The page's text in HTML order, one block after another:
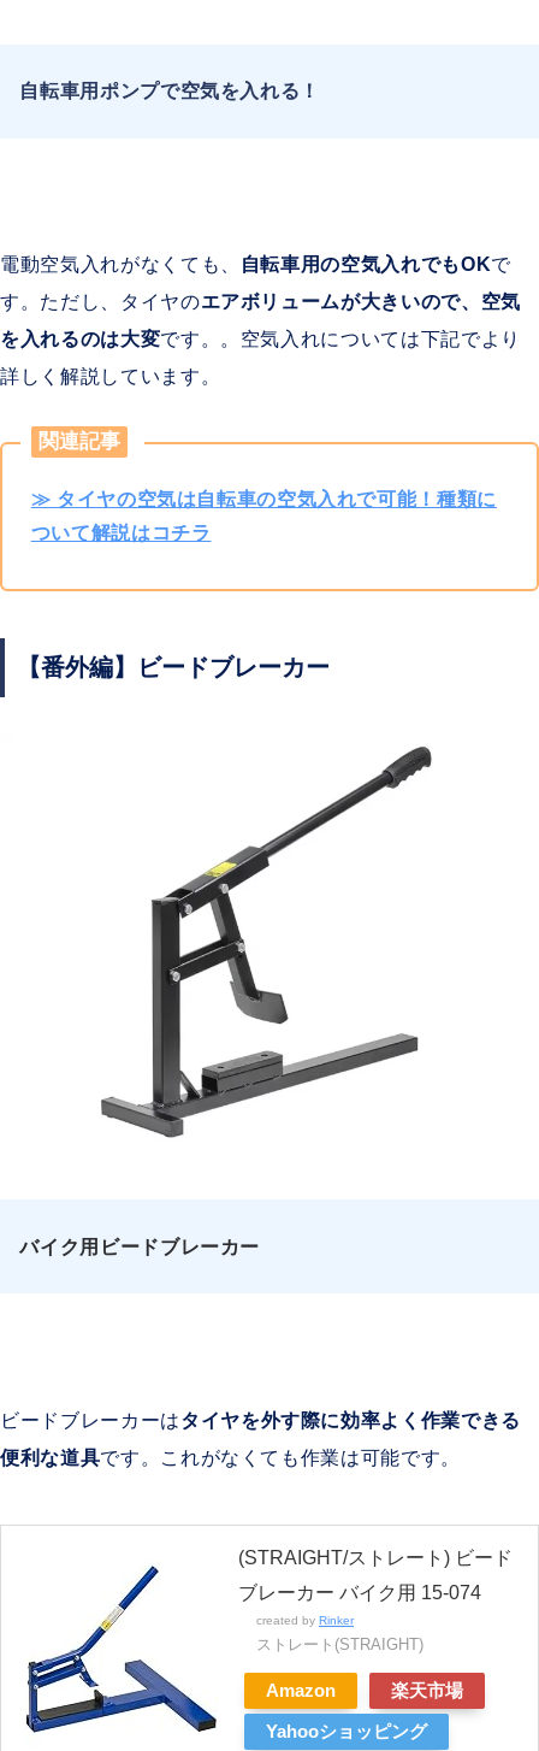
自転車用ポンプで空気を入れる！
電動空気入れがなくても、 自転車用の空気入れでもOKで
す。ただし、タイヤのエアボリュームが大きいので、空気
を入れるのは大変です。。空気入れについては下記でより
詳しく解説しています。
関連記事
≫ タイヤの空気は自転車の空気入れで可能！種類に
ついて解説はコチラ
【番外編】ビードブレーカー
バイク用ビードブレーカー
ビードブレーカーはタイヤを外す際に効率よく作業できる
便利な道具です。これがなくても作業は可能です。
(STRAIGHT/ストレート) ビード
ブレーカー バイク用 15-074
created by Rinker
ストレート(STRAIGHT)
Amazon 楽天市場
Yahooショッピング